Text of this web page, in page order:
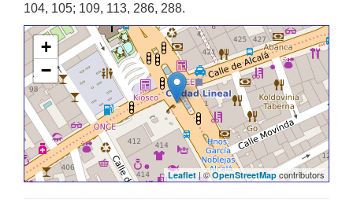
104, 105; 109, 113, 286, 288.
+
−
Leaflet| ©OpenStreetMap contributors